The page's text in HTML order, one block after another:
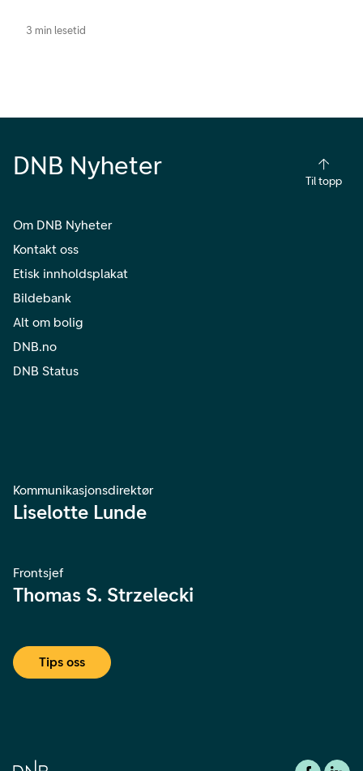
3 min lesetid
DNB Nyheter
Til topp
Om DNB Nyheter
Kontakt oss
Etisk innholdsplakat
Bildebank
Alt om bolig
DNB.no
DNB Status
Kommunikasjonsdirektør
Liselotte Lunde
Frontsjef
Thomas S. Strzelecki
Tips oss